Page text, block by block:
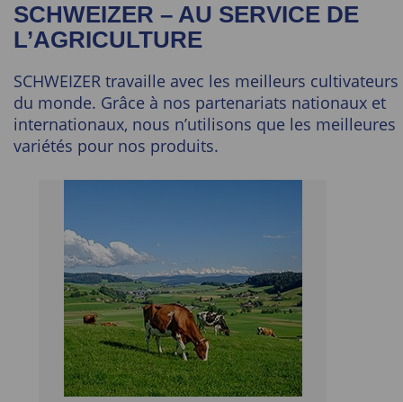
SCHWEIZER – AU SERVICE DE
L’AGRICULTURE
SCHWEIZER travaille avec les meilleurs cultivateurs
du monde. Grâce à nos partenariats nationaux et
internationaux, nous n’utilisons que les meilleures
variétés pour nos produits.